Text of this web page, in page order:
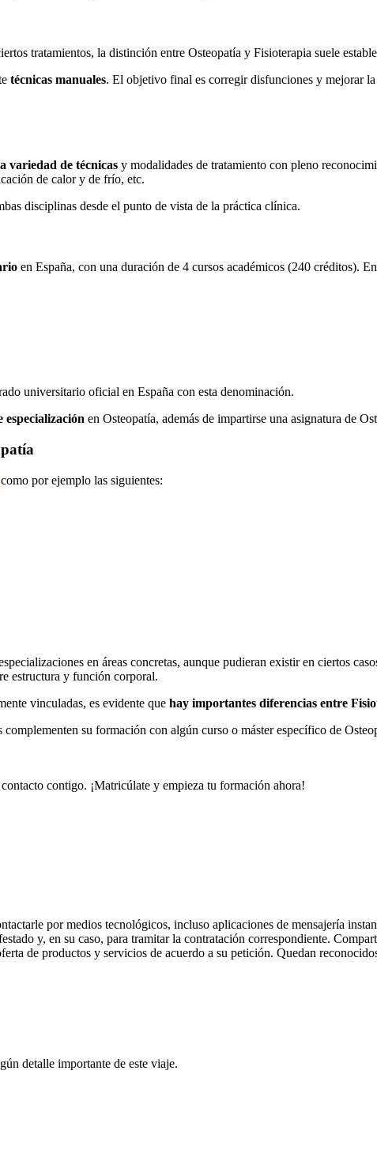
tratamientos, la distinción entre Osteopatía y Fisioterapia suele
técnicas manuales. El objetivo final es corregir disfunciones y mejorar
variedad de técnicas y modalidades de tratamiento con pleno
de calor y de frío, etc.
disciplinas desde el punto de vista de la práctica clínica.
en España, con una duración de 4 cursos académicos (240 créditos).
universitario oficial en España con esta denominación.
especialización en Osteopatía, además de impartirse una asignatura de
por ejemplo las siguientes:
en áreas concretas, aunque pudieran existir en ciertos
estructura y función corporal.
vinculadas, es evidente que hay importantes diferencias entre
su formación con algún curso o máster específico de
contigo. ¡Matricúlate y empieza tu formación ahora!
por medios tecnológicos, incluso aplicaciones de mensajería
y, en su caso, para tramitar la contratación correspondiente.
de productos y servicios de acuerdo a su petición. Quedan
detalle importante de este viaje.